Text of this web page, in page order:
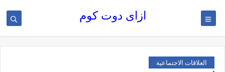
ازاى دوت كوم
العلاقات الاجتماعية